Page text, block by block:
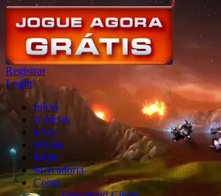
Registrar
Login
Início
Notícias
FAQ
Fórum
Mídia
Mercadoria
Conta